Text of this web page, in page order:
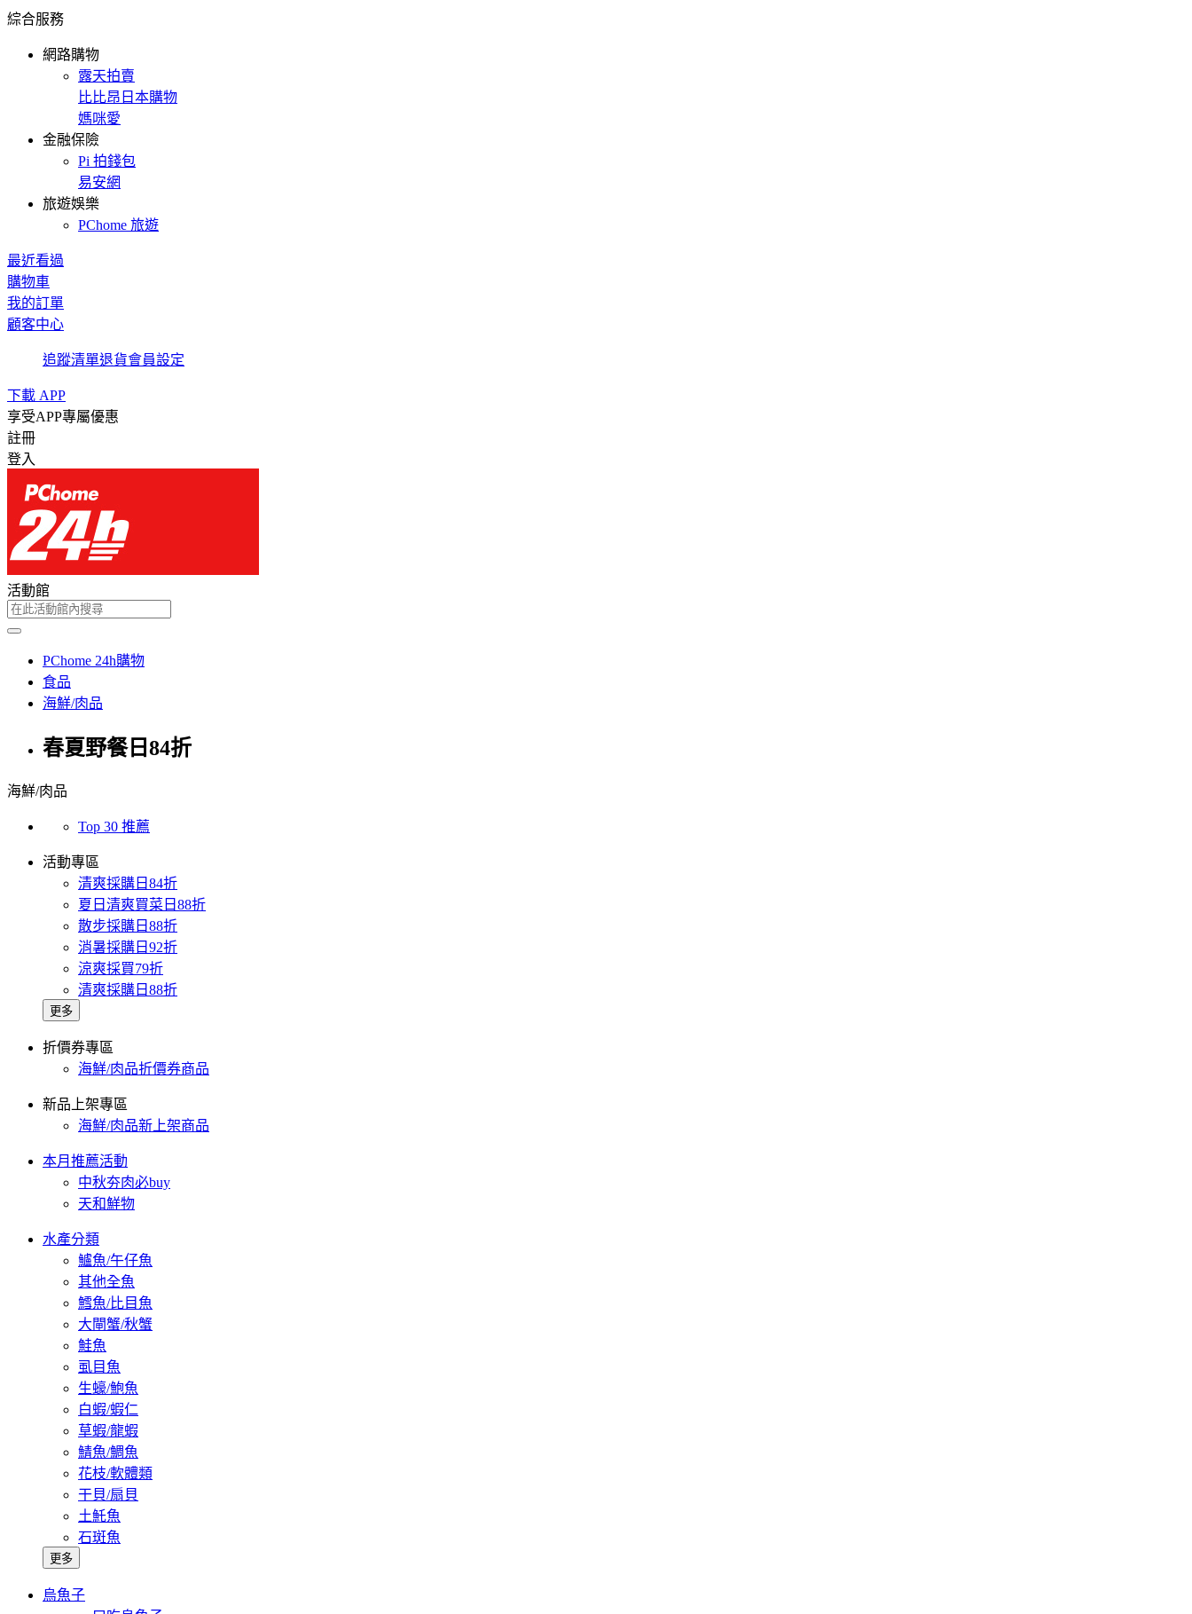
綜合服務
網路購物
露天拍賣
比比昂日本購物
媽咪愛
金融保險
Pi 拍錢包
易安網
旅遊娛樂
PChome 旅遊
最近看過
購物車
我的訂單
顧客中心
追蹤清單退貨會員設定
下載 APP
享受APP專屬優惠
註冊
登入
活動館
PChome 24h購物
食品
海鮮/肉品
春夏野餐日84折
海鮮/肉品
Top 30 推薦
活動專區
清爽採購日84折
夏日清爽買菜日88折
散步採購日88折
消暑採購日92折
涼爽採買79折
清爽採購日88折
更多
折價券專區
海鮮/肉品折價券商品
新品上架專區
海鮮/肉品新上架商品
本月推薦活動
中秋夯肉必buy
天和鮮物
水產分類
鱸魚/午仔魚
其他全魚
鱈魚/比目魚
大閘蟹/秋蟹
鮭魚
虱目魚
生蠔/鮑魚
白蝦/蝦仁
草蝦/龍蝦
鯖魚/鯛魚
花枝/軟體類
干貝/扇貝
土魠魚
石斑魚
更多
烏魚子